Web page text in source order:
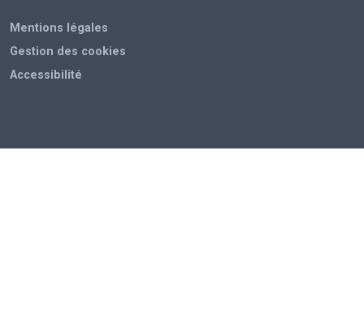
Mentions légales
Gestion des cookies
Accessibilité